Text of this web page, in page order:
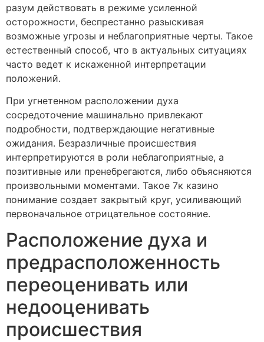
разум действовать в режиме усиленной
осторожности, беспрестанно разыскивая
возможные угрозы и неблагоприятные черты. Такое
естественный способ, что в актуальных ситуациях
часто ведет к искаженной интерпретации
положений.
При угнетенном расположении духа
сосредоточение машинально привлекают
подробности, подтверждающие негативные
ожидания. Безразличные происшествия
интерпретируются в роли неблагоприятные, а
позитивные или пренебрегаются, либо объясняются
произвольными моментами. Такое 7к казино
понимание создает закрытый круг, усиливающий
первоначальное отрицательное состояние.
Расположение духа и
предрасположенность
переоценивать или
недооценивать
происшествия